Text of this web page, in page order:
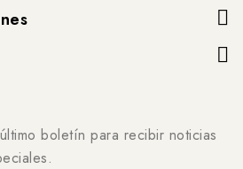
boletín para recibir noticias